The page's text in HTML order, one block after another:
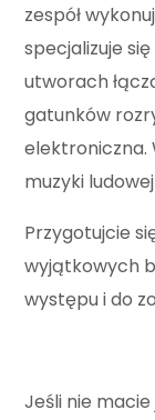
zespół
specjalizuje
utworach
gatunków
elektroniczna.
muzyki
Przygotujcie
wyjątkowych
występu i do
Jeśli nie